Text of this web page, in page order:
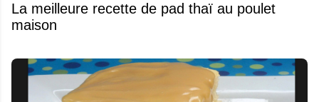
La meilleure recette de pad thaï au poulet
maison